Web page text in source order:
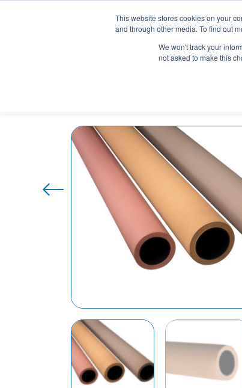
This website stores cookies on your
and through other media. To find out
We won't track your
not asked to make this